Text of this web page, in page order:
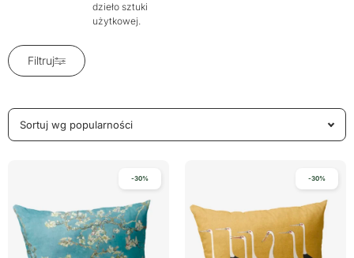
dzieło sztuki
użytkowej.
Filtruj
-30% -30%